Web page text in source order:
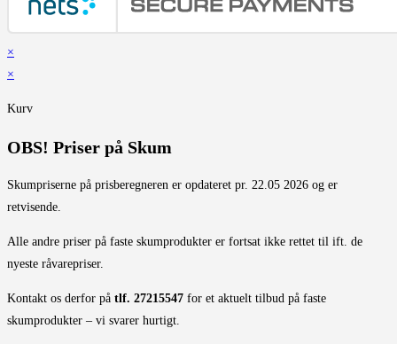
×
×
Kurv
OBS! Priser på Skum
Skumpriserne på prisberegneren er opdateret pr. 22.05 2026 og er
retvisende.
Alle andre priser på faste skumprodukter er fortsat ikke rettet til ift. de
nyeste råvarepriser.
Kontakt os derfor på tlf. 27215547 for et aktuelt tilbud på faste
skumprodukter – vi svarer hurtigt.